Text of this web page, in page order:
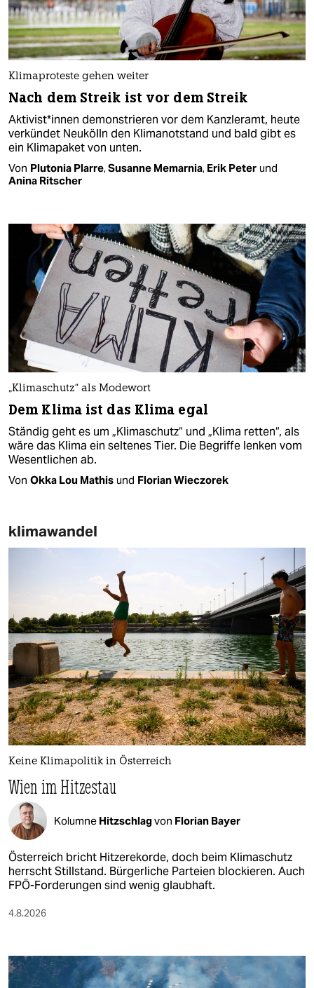
Klimaproteste gehen weiter
Nach dem Streik ist vor dem Streik
Aktivist*innen demonstrieren vor dem Kanzleramt, heute
verkündet Neukölln den Klimanotstand und bald gibt es
ein Klimapaket von unten.
Von Plutonia Plarre,Susanne Memarnia, Erik Peter und
Anina Ritscher
„Klimaschutz“ als Modewort
Dem Klima ist das Klima egal
Ständig geht es um „Klimaschutz“ und „Klima retten“, als
wäre das Klima ein seltenes Tier. Die Begriffe lenken vom
Wesentlichen ab.
Von Okka Lou Mathis und Florian Wieczorek
klimawandel
Keine Klimapolitik in Österreich
Wien im Hitzestau
Kolumne Hitzschlagvon Florian Bayer
Österreich bricht Hitzerekorde, doch beim Klimaschutz
herrscht Stillstand. Bürgerliche Parteien blockieren. Auch
FPÖ-Forderungen sind wenig glaubhaft.
4.8.2026